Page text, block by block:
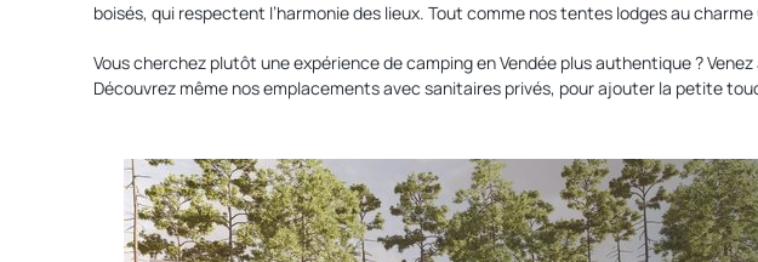
boisés, qui respectent l’harmonie des lieux. Tout comme nos tentes lodges au
Vous cherchez plutôt une expérience de camping en Vendée plus authentique ?
Découvrez même nos emplacements avec sanitaires privés, pour ajouter la petite
Découvrir
nos
locations